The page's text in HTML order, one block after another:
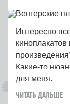
Интересно
Какие-то
для меня.
ЧИТАТЬ ДАЛЬШЕ